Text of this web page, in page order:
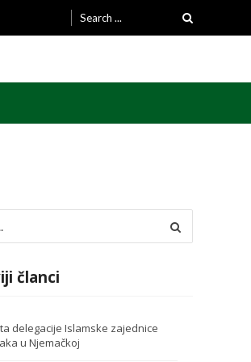
Search
for:
članci
delegacije Islamske zajednice
u Njemačkoj